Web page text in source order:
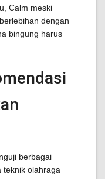
Calm meski
dengan
bingung harus
berbagai
teknik olahraga